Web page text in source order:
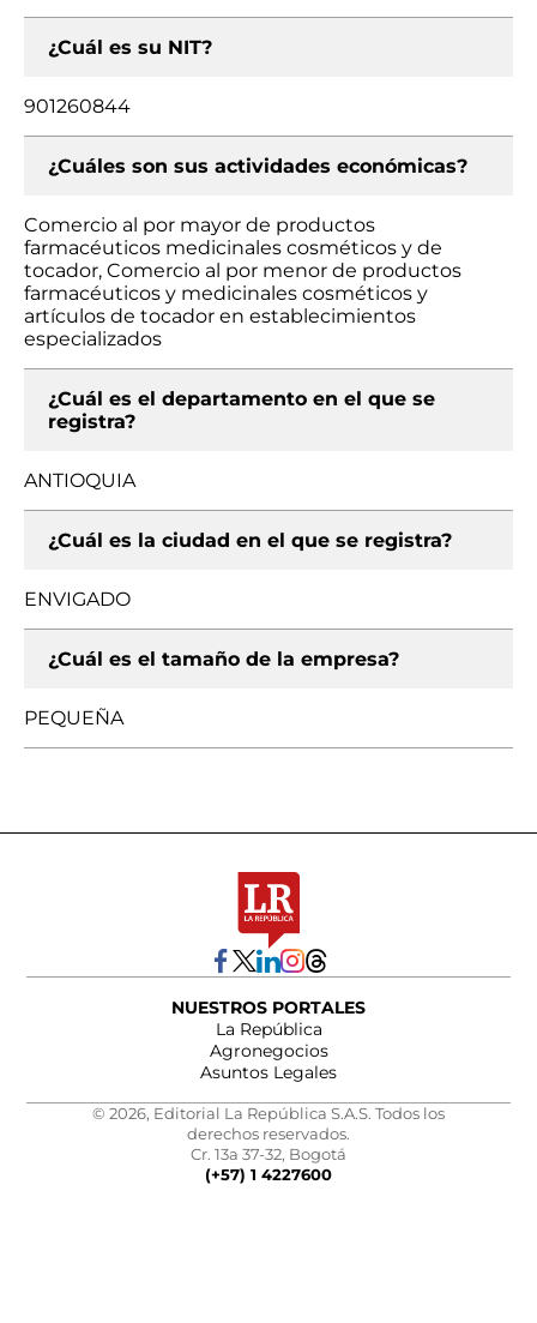
¿Cuál es su NIT?
901260844
¿Cuáles son sus actividades económicas?
Comercio al por mayor de productos
farmacéuticos medicinales cosméticos y de
tocador, Comercio al por menor de productos
farmacéuticos y medicinales cosméticos y
artículos de tocador en establecimientos
especializados
¿Cuál es el departamento en el que se
registra?
ANTIOQUIA
¿Cuál es la ciudad en el que se registra?
ENVIGADO
¿Cuál es el tamaño de la empresa?
PEQUEÑA
NUESTROS PORTALES
La República
Agronegocios
Asuntos Legales
© 2026, Editorial La República S.A.S. Todos los
derechos reservados.
Cr. 13a 37-32, Bogotá
(+57) 1 4227600